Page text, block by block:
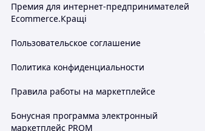
Премия для интернет-предпринимателей
Ecommerce.Кращі
Пользовательское соглашение
Политика конфиденциальности
Правила работы на маркетплейсе
Бонусная программа электронный
маркетплейс PROM